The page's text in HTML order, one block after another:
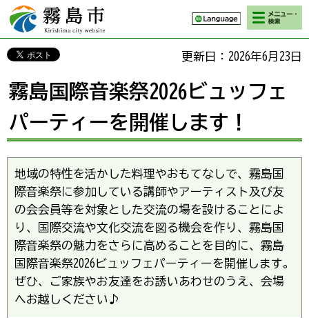
霧島市 Kirishima
city website
検索・メニ
ュー
更新日：2026年6月23日
霧島国際音楽祭2026ビュッフェ
パーティーを開催します！
地域の特性を活かした料理やおもてなしで、霧島国
際音楽祭に参加している講師やアーティスト及び友
の会会員等を対象とした交流の場を設けることによ
り、国際交流や文化交流を図る機会を作り、霧島国
際音楽祭の魅力をさらに高めることを目的に、霧島
国際音楽祭2026ビュッフェパーティーを開催します。
ぜひ、ご家族やお友達をお誘いあわせのうえ、会場
へお越しください♪